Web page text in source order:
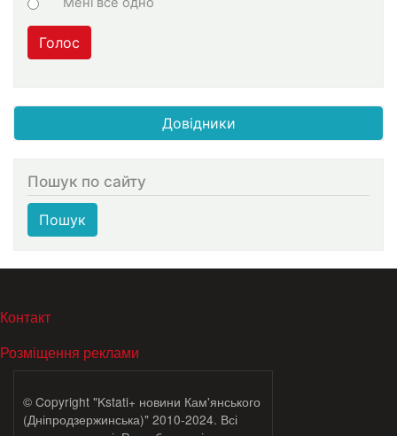
Голос
Довідники
Пошук по сайту
Пошук
МЕНЮ В ПОДВАЛЕ
Контакт
Розміщення реклами
© Copyright "Kstati+ новини Кам'янського
(Дніпродзержинська)" 2010-2024. Всі